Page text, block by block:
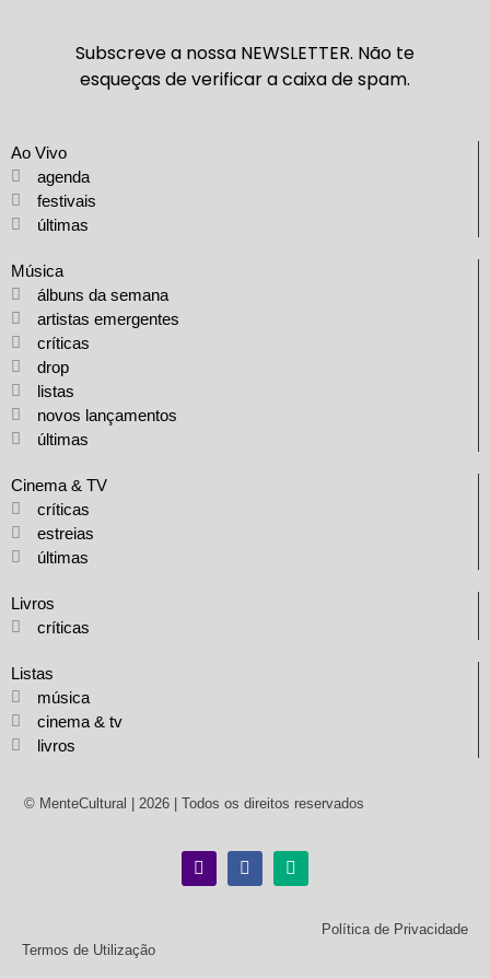
Subscreve a nossa NEWSLETTER. Não te
esqueças de verificar a caixa de spam.
Ao Vivo
agenda
festivais
últimas
Música
álbuns da semana
artistas emergentes
críticas
drop
listas
novos lançamentos
últimas
Cinema & TV
críticas
estreias
últimas
Livros
críticas
Listas
música
cinema & tv
livros
© MenteCultural | 2026 | Todos os direitos reservados
Política de Privacidade
Termos de Utilização